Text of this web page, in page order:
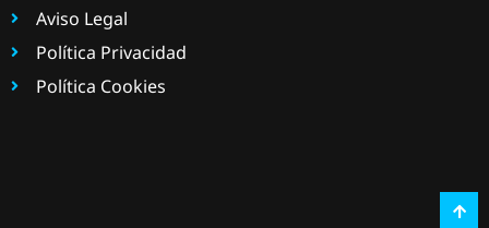
Aviso Legal
Política Privacidad
Política Cookies